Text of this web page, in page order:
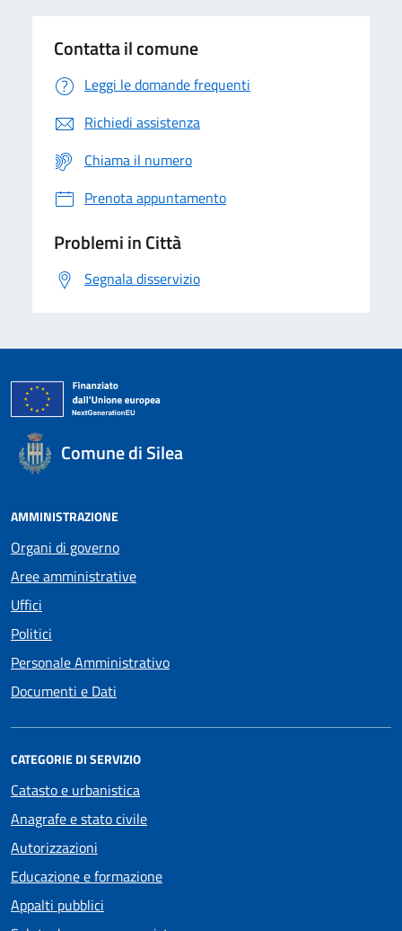
Contatta il comune
Leggi le domande frequenti
Richiedi assistenza
Chiama il numero
Prenota appuntamento
Problemi in Città
Segnala disservizio
Comune di Silea
AMMINISTRAZIONE
Organi di governo
Aree amministrative
Uffici
Politici
Personale Amministrativo
Documenti e Dati
CATEGORIE DI SERVIZIO
Catasto e urbanistica
Anagrafe e stato civile
Autorizzazioni
Educazione e formazione
Appalti pubblici